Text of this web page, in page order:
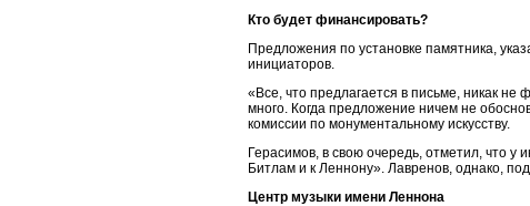
Кто будет финансировать?
Предложения по установке памятника,
инициаторов.
«Все, что предлагается в письме, никак не
много. Когда предложение ничем не
комиссии по монументальному искусству.
Герасимов, в свою очередь, отметил, что у
Битлам и к Леннону». Лавренов, однако,
Центр музыки имени Леннона